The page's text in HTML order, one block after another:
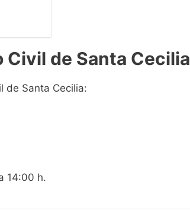
de Santa Cecilia
de Santa Cecilia:
14:00 h.